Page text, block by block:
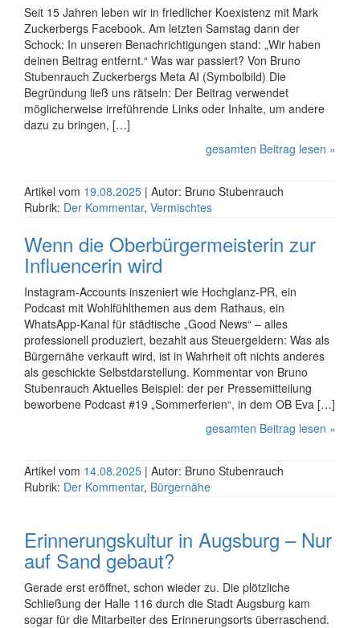
Seit 15 Jahren leben wir in friedlicher Koexistenz mit Mark
Zuckerbergs Facebook. Am letzten Samstag dann der
Schock: In unseren Benach­richti­gungen stand: „Wir haben
deinen Beitrag entfernt.“ Was war passiert? Von Bruno
Stubenrauch Zuckerbergs Meta AI (Symbolbild) Die
Begründung ließ uns rätseln: Der Beitrag verwendet
möglicherweise irreführende Links oder Inhalte, um andere
dazu zu bringen, […]
gesamten Beitrag lesen »
Artikel vom 19.08.2025 | Autor: Bruno Stubenrauch
Rubrik: Der Kommentar, Vermischtes
Wenn die Oberbürgermeisterin zur
Influencerin wird
Instagram-Accounts inszeniert wie Hochglanz-PR, ein
Podcast mit Wohlfühl­themen aus dem Rathaus, ein
WhatsApp-Kanal für städtische „Good News“ – alles
professionell produziert, bezahlt aus Steuergeldern: Was als
Bürgernähe verkauft wird, ist in Wahrheit oft nichts anderes
als geschickte Selbst­darstellung. Kommentar von Bruno
Stubenrauch Aktuelles Beispiel: der per Presse­mit­teilung
beworbene Podcast #19 „Sommer­ferien“, in dem OB Eva […]
gesamten Beitrag lesen »
Artikel vom 14.08.2025 | Autor: Bruno Stubenrauch
Rubrik: Der Kommentar, Bürgernähe
Erinnerungskultur in Augsburg – Nur
auf Sand gebaut?
Gerade erst eröffnet, schon wieder zu. Die plötzliche
Schließung der Halle 116 durch die Stadt Augsburg kam
sogar für die Mitarbeiter des Erinnerungsorts überraschend.